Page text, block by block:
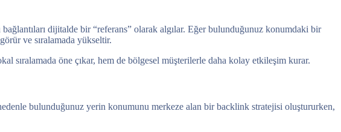
dijitalde bir “referans” olarak algılar. Eğer bulunduğunuz konumdaki bir
ve sıralamada yükseltir.
sıralamada öne çıkar, hem de bölgesel müşterilerle daha kolay etkileşim kurar.
bulunduğunuz yerin konumunu merkeze alan bir backlink stratejisi oluştururken,